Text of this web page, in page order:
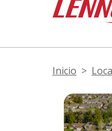
Inicio